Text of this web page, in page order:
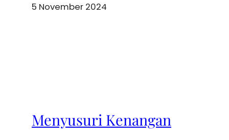
5 November 2024
Menyusuri Kenangan